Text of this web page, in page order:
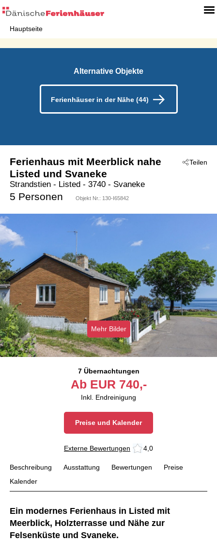
Hauptseite
Alternative Objekte
Ferienhäuser in der Nähe (44)
Teilen
Ferienhaus mit Meerblick nahe
Listed und Svaneke
Strandstien - Listed - 3740 - Svaneke
5 Personen Objekt Nr.: 130-I65842
Mehr Bilder
7 Übernachtungen
Ab EUR 740,-
Inkl. Endreinigung
Preise und Kalender
Externe Bewertungen 4,0
Beschreibung Ausstattung Bewertungen
Preise
Kalender
Ein modernes Ferienhaus in Listed mit
Meerblick, Holzterrasse und Nähe zur
Felsenküste und Svaneke.